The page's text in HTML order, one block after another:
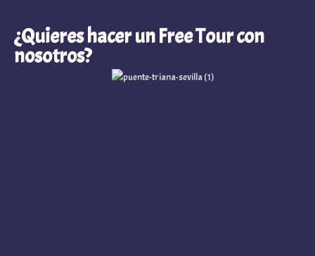
¿Quieres hacer un Free Tour con
nosotros?